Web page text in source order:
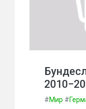
#Мир #